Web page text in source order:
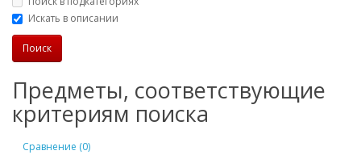
Искать в описании
Предметы, соответствующие
критериям поиска
Сравнение (0)